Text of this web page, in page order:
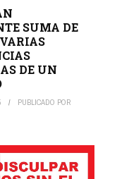
SUMA DE
DE UN
PUBLICADO POR